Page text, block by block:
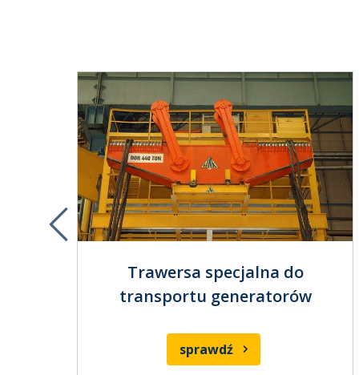
Previous
Trawersa specjalna do
transportu generatorów
sprawdź